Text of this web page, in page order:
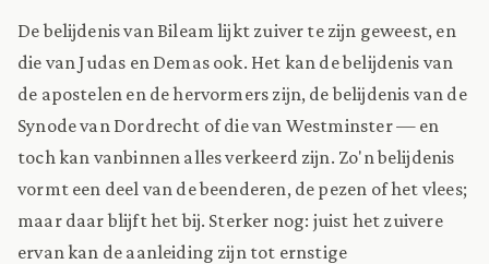
De belijdenis van Bileam lijkt zuiver te zijn geweest, en
die van Judas en Demas ook. Het kan de belijdenis van
de apostelen en de hervormers zijn, de belijdenis van de
Synode van Dordrecht of die van Westminster — en
toch kan vanbinnen alles verkeerd zijn. Zo'n belijdenis
vormt een deel van de beenderen, de pezen of het vlees;
maar daar blijft het bij. Sterker nog: juist het zuivere
ervan kan de aanleiding zijn tot ernstige